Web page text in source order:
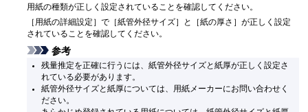
用紙の種類が正しく設定されていることを確認してください。
［ 用紙の詳細設定 ］で［紙管外径サイズ ］と［紙の厚さ ］が正しく設定
されていることを確認してください。
参考
残量推定を正確に行うには、紙管外径サイズと紙厚が正しく設定さ
れている必要があります。
紙管外径サイズと紙厚については、用紙メーカーにお問い合わせく
ださい。